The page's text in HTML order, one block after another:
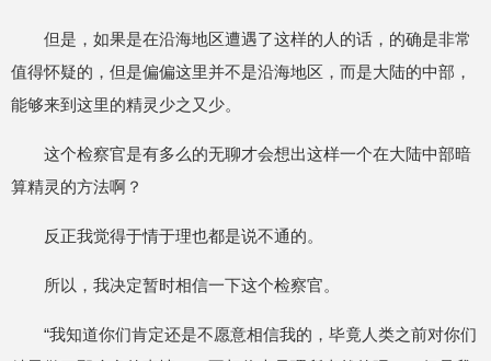
但是，如果是在沿海地区遭遇了这样的人的话，的确是非常
值得怀疑的，但是偏偏这里并不是沿海地区，而是大陆的中部，
能够来到这里的精灵少之又少。
这个检察官是有多么的无聊才会想出这样一个在大陆中部暗
算精灵的方法啊？
反正我觉得于情于理也都是说不通的。
所以，我决定暂时相信一下这个检察官。
“我知道你们肯定还是不愿意相信我的，毕竟人类之前对你们